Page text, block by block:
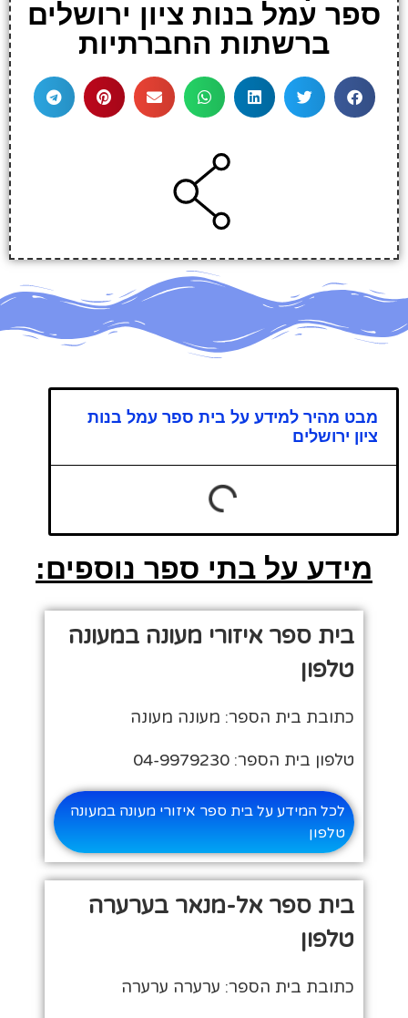
ספר עמל בנות ציון ירושלים
ברשתות החברתיות
מבט מהיר למידע על בית ספר עמל בנות
ציון ירושלים
מידע על בתי ספר נוספים:
בית ספר איזורי מעונה במעונה
טלפון
כתובת בית הספר: מעונה מעונה
טלפון בית הספר: 04-9979230
לכל המידע על בית ספר איזורי מעונה במעונה
טלפון
בית ספר אל-מנאר בערערה
טלפון
כתובת בית הספר: ערערה ערערה